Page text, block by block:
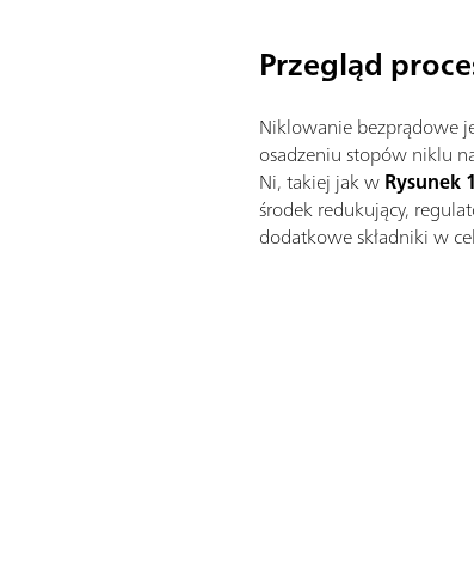
Przegląd
Niklowanie bezprądowe
osadzeniu stopów niklu
Ni, takiej jak wRysunek 1
środek redukujący,
dodatkowe składniki w